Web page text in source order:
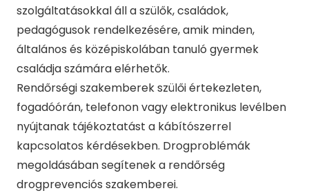
szolgáltatásokkal áll a szülők, családok,
pedagógusok rendelkezésére, amik minden,
általános és középiskolában tanuló gyermek
családja számára elérhetők.
Rendőrségi szakemberek szülői értekezleten,
fogadóórán, telefonon vagy elektronikus levélben
nyújtanak tájékoztatást a kábítószerrel
kapcsolatos kérdésekben. Drogproblémák
megoldásában segítenek a rendőrség
drogprevenciós szakemberei.